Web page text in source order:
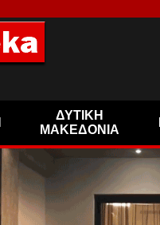
ΔΥΤΙΚΗ
ΜΑΚΕΔΟΝΙΑ